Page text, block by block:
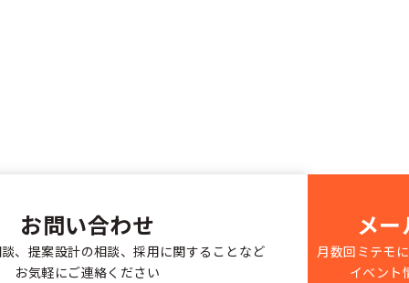
お問い合わせ
、提案設計の相談、採用に関することなど
お気軽にご連絡ください
メ
月数回ミテモ
イベント